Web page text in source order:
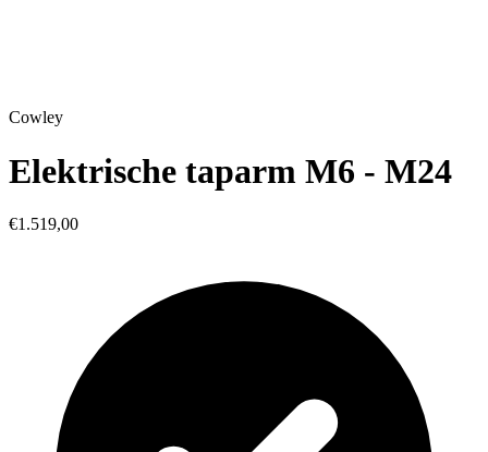
Cowley
Elektrische taparm M6 - M24
€1.519,00